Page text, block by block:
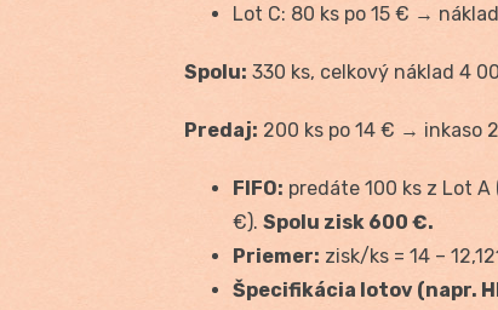
Lot C: 80 ks po 15 € →
Spolu: 330 ks, celkový náklad 4
Predaj: 200 ks po 14 € → inkaso
FIFO: predáte 100 ks z Lot
€). Spolu zisk 600 €.
Priemer: zisk/ks = 14 –
Špecifikácia lotov (napr.